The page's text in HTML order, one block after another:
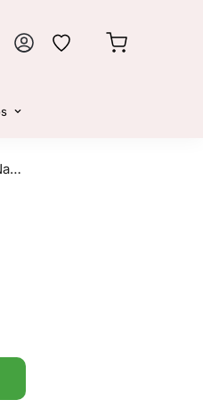
Cesto folk com Franjas de Fibra Natural Seagrass 29cm x 35cm - Yoi